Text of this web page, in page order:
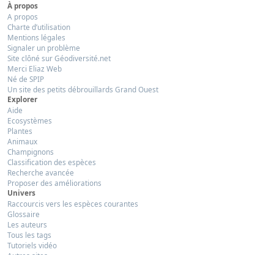
À propos
A propos
Charte d’utilisation
Mentions légales
Signaler un problème
Site clôné sur Géodiversité.net
Merci Eliaz Web
Né de SPIP
Un site des petits débrouillards Grand Ouest
Explorer
Aide
Ecosystèmes
Plantes
Animaux
Champignons
Classification des espèces
Recherche avancée
Proposer des améliorations
Univers
Raccourcis vers les espèces courantes
Glossaire
Les auteurs
Tous les tags
Tutoriels vidéo